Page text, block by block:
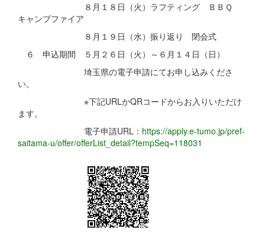
８月１８日（火）ラフティング ＢＢＱ
キャンプファイア
８月１９日（水）振り返り 閉会式
６ 申込期間 ５月２６日（火）～６月１４日（日）
埼玉県の電子申請にてお申し込みくださ
い。
※下記URLかQRコードからお入りいただけ
ます。
電子申請URL： https://apply.e-tumo.jp/pref-
saitama-u/offer/offerList_detail?tempSeq=118031